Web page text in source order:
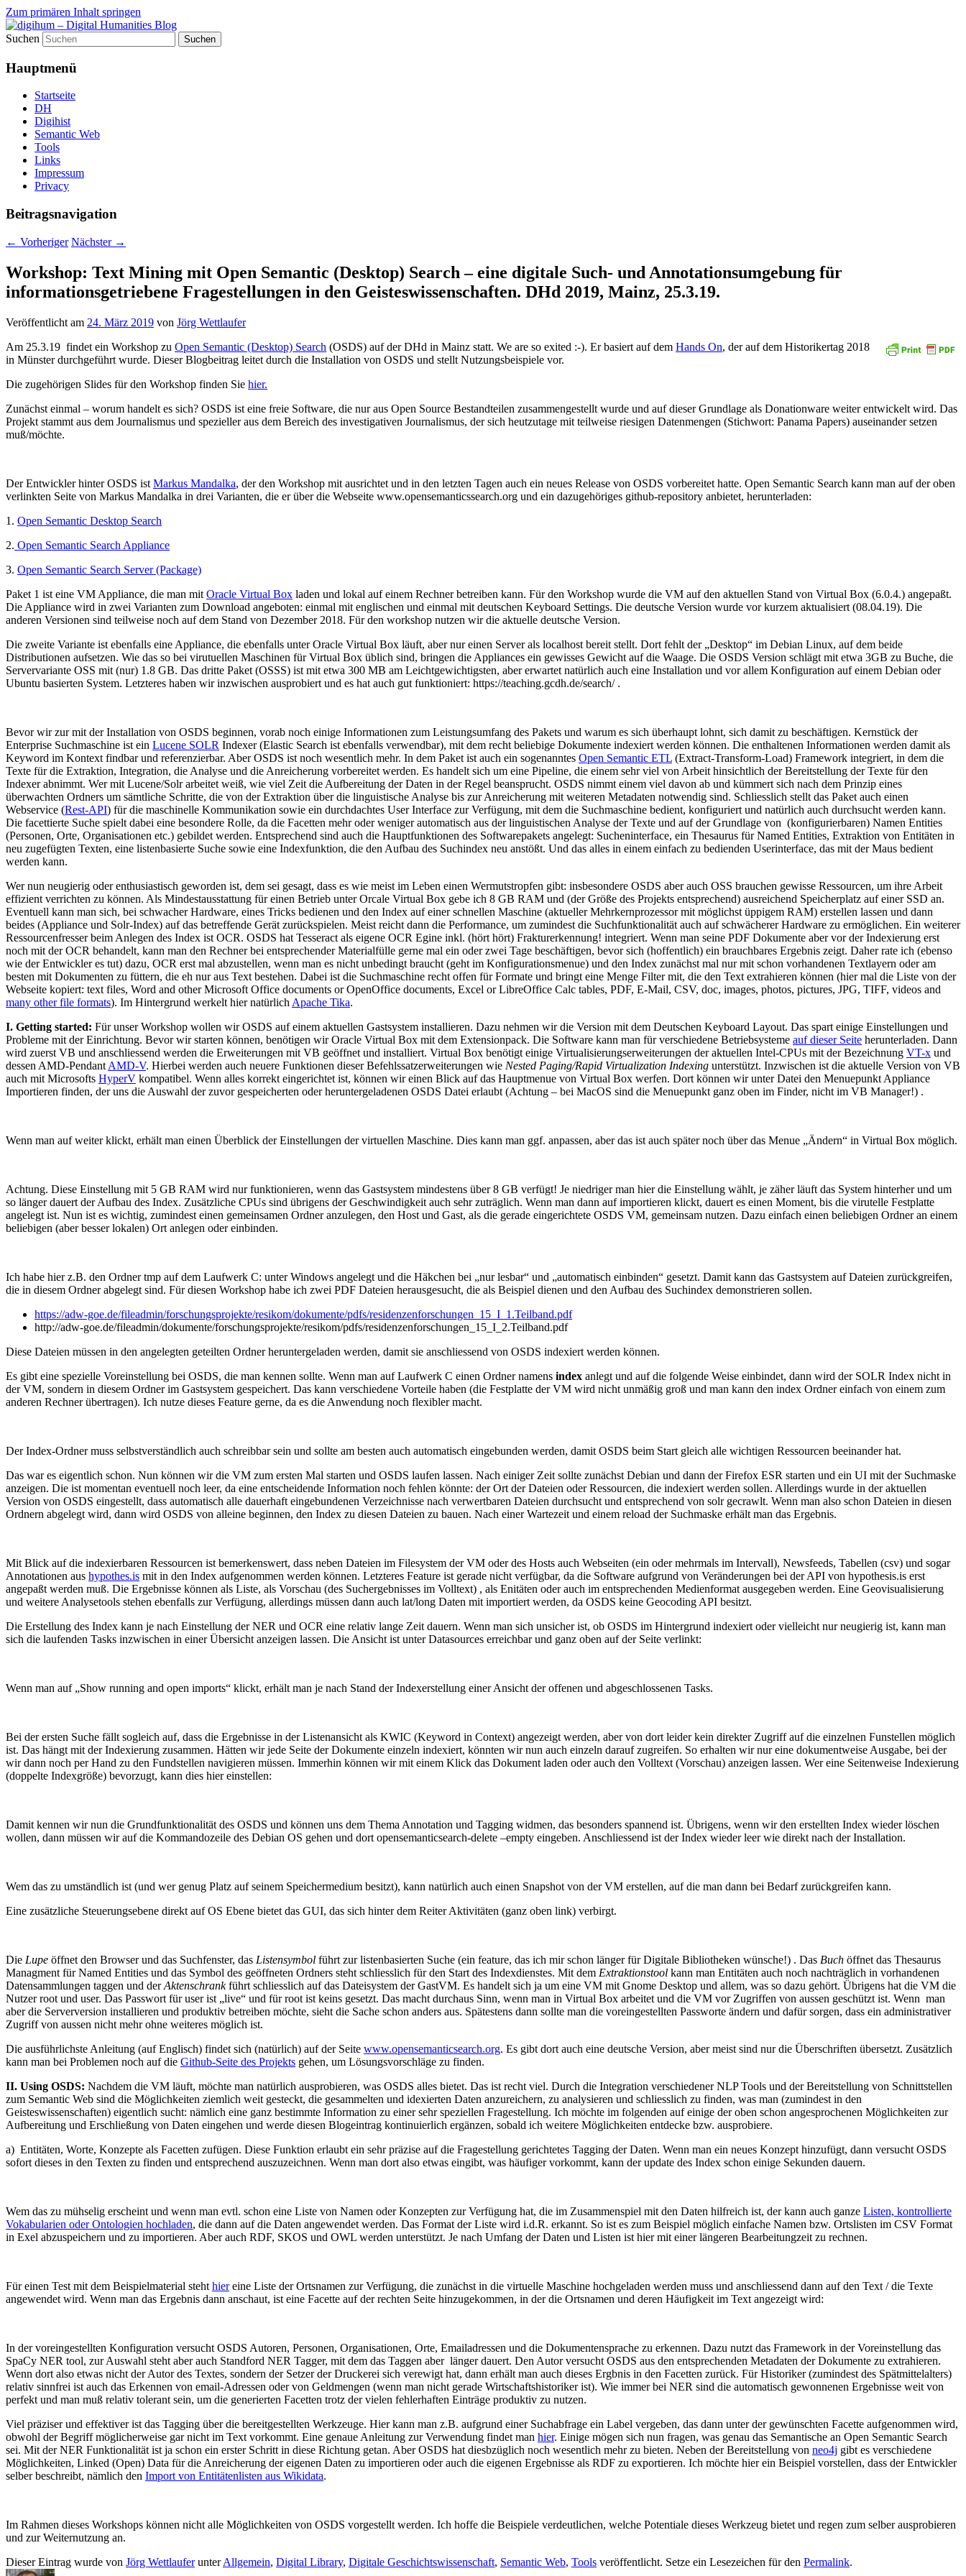
Zum primären Inhalt springen
digihum – Digital Humanities Blog
fibri (find&bring) goes digital humanities
Suchen
Hauptmenü
Startseite
DH
Digihist
Semantic Web
Tools
Links
Impressum
Privacy
Beitragsnavigation
← Vorheriger Nächster →
Workshop: Text Mining mit Open Semantic (Desktop) Search – eine digitale Such- und Annotationsumgebung für
informationsgetriebene Fragestellungen in den Geisteswissenschaften. DHd 2019, Mainz, 25.3.19.
Veröffentlicht am 24. März 2019 von Jörg Wettlaufer
Am 25.3.19 findet ein Workshop zu Open Semantic (Desktop) Search (OSDS) auf der DHd in Mainz statt. We are so exited :-). Er basiert auf dem Hands On, der auf dem Historikertag 2018
in Münster durchgeführt wurde. Dieser Blogbeitrag leitet durch die Installation von OSDS und stellt Nutzungsbeispiele vor.
Die zugehörigen Slides für den Workshop finden Sie hier.
Zunächst einmal – worum handelt es sich? OSDS ist eine freie Software, die nur aus Open Source Bestandteilen zusammengestellt wurde und auf dieser Grundlage als Donationware weiter entwickelt wird. Das
Projekt stammt aus dem Journalismus und spezieller aus dem Bereich des investigativen Journalismus, der sich heutzutage mit teilweise riesigen Datenmengen (Stichwort: Panama Papers) auseinander setzen
muß/möchte.
Der Entwickler hinter OSDS ist Markus Mandalka, der den Workshop mit ausrichtet und in den letzten Tagen auch ein neues Release von OSDS vorbereitet hatte. Open Semantic Search kann man auf der oben
verlinkten Seite von Markus Mandalka in drei Varianten, die er über die Webseite www.opensemanticssearch.org und ein dazugehöriges github-repository anbietet, herunterladen:
1. Open Semantic Desktop Search
2. Open Semantic Search Appliance
3. Open Semantic Search Server (Package)
Paket 1 ist eine VM Appliance, die man mit Oracle Virtual Box laden und lokal auf einem Rechner betreiben kann. Für den Workshop wurde die VM auf den aktuellen Stand von Virtual Box (6.0.4.) angepaßt.
Die Appliance wird in zwei Varianten zum Download angeboten: einmal mit englischen und einmal mit deutschen Keyboard Settings. Die deutsche Version wurde vor kurzem aktualisiert (08.04.19). Die
anderen Versionen sind teilweise noch auf dem Stand von Dezember 2018. Für den workshop nutzen wir die aktuelle deutsche Version.
Die zweite Variante ist ebenfalls eine Appliance, die ebenfalls unter Oracle Virtual Box läuft, aber nur einen Server als localhost bereit stellt. Dort fehlt der „Desktop“ im Debian Linux, auf dem beide
Distributionen aufsetzen. Wie das so bei virutuellen Maschinen für Virtual Box üblich sind, bringen die Appliances ein gewisses Gewicht auf die Waage. Die OSDS Version schlägt mit etwa 3GB zu Buche, die
Servervariante OSS mit (nur) 1.8 GB. Das dritte Paket (OSSS) ist mit etwa 300 MB am Leichtgewichtigsten, aber erwartet natürlich auch eine Installation und vor allem Konfiguration auf einem Debian oder
Ubuntu basierten System. Letzteres haben wir inzwischen ausprobiert und es hat auch gut funktioniert: https://teaching.gcdh.de/search/ .
Bevor wir zur mit der Installation von OSDS beginnen, vorab noch einige Informationen zum Leistungsumfang des Pakets und warum es sich überhaupt lohnt, sich damit zu beschäftigen. Kernstück der
Enterprise Suchmaschine ist ein Lucene SOLR Indexer (Elastic Search ist ebenfalls verwendbar), mit dem recht beliebige Dokumente indexiert werden können. Die enthaltenen Informationen werden damit als
Keyword im Kontext findbar und referenzierbar. Aber OSDS ist noch wesentlich mehr. In dem Paket ist auch ein sogenanntes Open Semantic ETL (Extract-Transform-Load) Framework integriert, in dem die
Texte für die Extraktion, Integration, die Analyse und die Anreicherung vorbereitet werden. Es handelt sich um eine Pipeline, die einem sehr viel von Arbeit hinsichtlich der Bereitstellung der Texte für den
Indexer abnimmt. Wer mit Lucene/Solr arbeitet weiß, wie viel Zeit die Aufbereitung der Daten in der Regel beansprucht. OSDS nimmt einem viel davon ab und kümmert sich nach dem Prinzip eines
überwachten Ordners um sämtliche Schritte, die von der Extraktion über die linguistische Analyse bis zur Anreicherung mit weiteren Metadaten notwendig sind. Schliesslich stellt das Paket auch einen
Webservice (Rest-API) für die maschinelle Kommunikation sowie ein durchdachtes User Interface zur Verfügung, mit dem die Suchmaschine bedient, konfiguriert und natürlich auch durchsucht werden kann.
Die facettierte Suche spielt dabei eine besondere Rolle, da die Facetten mehr oder weniger automatisch aus der linguistischen Analyse der Texte und auf der Grundlage von (konfigurierbaren) Namen Entities
(Personen, Orte, Organisationen etc.) gebildet werden. Entsprechend sind auch die Hauptfunktionen des Softwarepakets angelegt: Sucheninterface, ein Thesaurus für Named Entities, Extraktion von Entitäten in
neu zugefügten Texten, eine listenbasierte Suche sowie eine Indexfunktion, die den Aufbau des Suchindex neu anstößt. Und das alles in einem einfach zu bedienden Userinterface, das mit der Maus bedient
werden kann.
Wer nun neugierig oder enthusiastisch geworden ist, dem sei gesagt, dass es wie meist im Leben einen Wermutstropfen gibt: insbesondere OSDS aber auch OSS brauchen gewisse Ressourcen, um ihre Arbeit
effizient verrichten zu können. Als Mindestausstattung für einen Betrieb unter Orcale Virtual Box gebe ich 8 GB RAM und (der Größe des Projekts entsprechend) ausreichend Speicherplatz auf einer SSD an.
Eventuell kann man sich, bei schwacher Hardware, eines Tricks bedienen und den Index auf einer schnellen Maschine (aktueller Mehrkernprozessor mit möglichst üppigem RAM) erstellen lassen und dann
beides (Appliance und Solr-Index) auf das betreffende Gerät zurückspielen. Meist reicht dann die Performance, um zumindest die Suchfunktionalität auch auf schwächerer Hardware zu ermöglichen. Ein weiterer
Ressourcenfresser beim Anlegen des Index ist OCR. OSDS hat Tesseract als eigene OCR Egine inkl. (hört hört) Frakturerkennung! integriert. Wenn man seine PDF Dokumente aber vor der Indexierung erst
noch mit der OCR behandelt, kann man den Rechner bei entsprechender Materialfülle gerne mal ein oder zwei Tage beschäftigen, bevor sich (hoffentlich) ein brauchbares Ergebnis zeigt. Daher rate ich (ebenso
wie der Entwickler es tut) dazu, OCR erst mal abzustellen, wenn man es nicht unbedingt braucht (geht im Konfigurationsmenue) und den Index zunächst mal nur mit schon vorhandenen Textlayern oder am
besten mit Dokumenten zu füttern, die eh nur aus Text bestehen. Dabei ist die Suchmaschine recht offen für Formate und bringt eine Menge Filter mit, die den Text extrahieren können (hier mal die Liste von der
Webseite kopiert: text files, Word and other Microsoft Office documents or OpenOffice documents, Excel or LibreOffice Calc tables, PDF, E-Mail, CSV, doc, images, photos, pictures, JPG, TIFF, videos and
many other file formats). Im Hintergrund werkelt hier natürlich Apache Tika.
I. Getting started: Für unser Workshop wollen wir OSDS auf einem aktuellen Gastsystem installieren. Dazu nehmen wir die Version mit dem Deutschen Keyboard Layout. Das spart einige Einstellungen und
Probleme mit der Einrichtung. Bevor wir starten können, benötigen wir Oracle Virtual Box mit dem Extensionpack. Die Software kann man für verschiedene Betriebsysteme auf dieser Seite herunterladen. Dann
wird zuerst VB und anschliessend werden die Erweiterungen mit VB geöffnet und installiert. Virtual Box benötigt einige Virtualisierungserweiterungen der aktuellen Intel-CPUs mit der Bezeichnung VT-x und
dessen AMD-Pendant AMD-V. Hierbei werden auch neuere Funktionen dieser Befehlssatzerweiterungen wie Nested Paging/Rapid Virtualization Indexing unterstützt. Inzwischen ist die aktuelle Version von VB
auch mit Microsofts HyperV kompatibel. Wenn alles korrekt eingerichtet ist, können wir einen Blick auf das Hauptmenue von Virtual Box werfen. Dort können wir unter Datei den Menuepunkt Appliance
Importieren finden, der uns die Auswahl der zuvor gespeicherten oder heruntergeladenen OSDS Datei erlaubt (Achtung – bei MacOS sind die Menuepunkt ganz oben im Finder, nicht im VB Manager!) .
Wenn man auf weiter klickt, erhält man einen Überblick der Einstellungen der virtuellen Maschine. Dies kann man ggf. anpassen, aber das ist auch später noch über das Menue „Ändern“ in Virtual Box möglich.
Achtung. Diese Einstellung mit 5 GB RAM wird nur funktionieren, wenn das Gastsystem mindestens über 8 GB verfügt! Je niedriger man hier die Einstellung wählt, je zäher läuft das System hinterher und um
so länger dauert der Aufbau des Index. Zusätzliche CPUs sind übrigens der Geschwindigkeit auch sehr zuträglich. Wenn man dann auf importieren klickt, dauert es einen Moment, bis die virutelle Festplatte
angelegt ist. Nun ist es wichtig, zumindest einen gemeinsamen Ordner anzulegen, den Host und Gast, als die gerade eingerichtete OSDS VM, gemeinsam nutzen. Dazu einfach einen beliebigen Ordner an einem
beliebigen (aber besser lokalen) Ort anlegen oder einbinden.
Ich habe hier z.B. den Ordner tmp auf dem Laufwerk C: unter Windows angelegt und die Häkchen bei „nur lesbar“ und „automatisch einbinden“ gesetzt. Damit kann das Gastsystem auf Dateien zurückgreifen,
die in diesem Ordner abgelegt sind. Für diesen Workshop habe ich zwei PDF Dateien herausgesucht, die als Beispiel dienen und den Aufbau des Suchindex demonstrieren sollen.
https://adw-goe.de/fileadmin/forschungsprojekte/resikom/dokumente/pdfs/residenzenforschungen_15_I_1.Teilband.pdf
http://adw-goe.de/fileadmin/dokumente/forschungsprojekte/resikom/pdfs/residenzenforschungen_15_I_2.Teilband.pdf
Diese Dateien müssen in den angelegten geteilten Ordner heruntergeladen werden, damit sie anschliessend von OSDS indexiert werden können.
Es gibt eine spezielle Voreinstellung bei OSDS, die man kennen sollte. Wenn man auf Laufwerk C einen Ordner namens index anlegt und auf die folgende Weise einbindet, dann wird der SOLR Index nicht in
der VM, sondern in diesem Ordner im Gastsystem gespeichert. Das kann verschiedene Vorteile haben (die Festplatte der VM wird nicht unmäßig groß und man kann den index Ordner einfach von einem zum
anderen Rechner übertragen). Ich nutze dieses Feature gerne, da es die Anwendung noch flexibler macht.
Der Index-Ordner muss selbstverständlich auch schreibbar sein und sollte am besten auch automatisch eingebunden werden, damit OSDS beim Start gleich alle wichtigen Ressourcen beeinander hat.
Das war es eigentlich schon. Nun können wir die VM zum ersten Mal starten und OSDS laufen lassen. Nach einiger Zeit sollte zunächst Debian und dann der Firefox ESR starten und ein UI mit der Suchmaske
anzeigen. Die ist momentan eventuell noch leer, da eine entscheidende Information noch fehlen könnte: der Ort der Dateien oder Ressourcen, die indexiert werden sollen. Allerdings wurde in der aktuellen
Version von OSDS eingestellt, dass automatisch alle dauerhaft eingebundenen Verzeichnisse nach verwertbaren Dateien durchsucht und entsprechend von solr gecrawlt. Wenn man also schon Dateien in diesen
Ordnern abgelegt wird, dann wird OSDS von alleine beginnen, den Index zu diesen Dateien zu bauen. Nach einer Wartezeit und einem reload der Suchmaske erhält man das Ergebnis.
Mit Blick auf die indexierbaren Ressourcen ist bemerkenswert, dass neben Dateien im Filesystem der VM oder des Hosts auch Webseiten (ein oder mehrmals im Intervall), Newsfeeds, Tabellen (csv) und sogar
Annotationen aus hypothes.is mit in den Index aufgenommen werden können. Letzteres Feature ist gerade nicht verfügbar, da die Software aufgrund von Veränderungen bei der API von hypothesis.is erst
angepaßt werden muß. Die Ergebnisse können als Liste, als Vorschau (des Suchergebnisses im Volltext) , als Enitäten oder auch im entsprechenden Medienformat ausgegeben werden. Eine Geovisualisierung
und weitere Analysetools stehen ebenfalls zur Verfügung, allerdings müssen dann auch lat/long Daten mit importiert werden, da OSDS keine Geocoding API besitzt.
Die Erstellung des Index kann je nach Einstellung der NER und OCR eine relativ lange Zeit dauern. Wenn man sich unsicher ist, ob OSDS im Hintergrund indexiert oder vielleicht nur neugierig ist, kann man
sich die laufenden Tasks inzwischen in einer Übersicht anzeigen lassen. Die Ansicht ist unter Datasources erreichbar und ganz oben auf der Seite verlinkt:
Wenn man auf „Show running and open imports“ klickt, erhält man je nach Stand der Indexerstellung einer Ansicht der offenen und abgeschlossenen Tasks.
Bei der ersten Suche fällt sogleich auf, dass die Ergebnisse in der Listenansicht als KWIC (Keyword in Context) angezeigt werden, aber von dort leider kein direkter Zugriff auf die einzelnen Funstellen möglich
ist. Das hängt mit der Indexierung zusammen. Hätten wir jede Seite der Dokumente einzeln indexiert, könnten wir nun auch einzeln darauf zugreifen. So erhalten wir nur eine dokumentweise Ausgabe, bei der
wir dann noch per Hand zu den Fundstellen navigieren müssen. Immerhin können wir mit einem Klick das Dokument laden oder auch den Volltext (Vorschau) anzeigen lassen. Wer eine Seitenweise Indexierung
(doppelte Indexgröße) bevorzugt, kann dies hier einstellen:
Damit kennen wir nun die Grundfunktionalität des OSDS und können uns dem Thema Annotation und Tagging widmen, das besonders spannend ist. Übrigens, wenn wir den erstellten Index wieder löschen
wollen, dann müssen wir auf die Kommandozeile des Debian OS gehen und dort opensemanticsearch-delete –empty eingeben. Anschliessend ist der Index wieder leer wie direkt nach der Installation.
Wem das zu umständlich ist (und wer genug Platz auf seinem Speichermedium besitzt), kann natürlich auch einen Snapshot von der VM erstellen, auf die man dann bei Bedarf zurückgreifen kann.
Eine zusätzliche Steuerungsebene direkt auf OS Ebene bietet das GUI, das sich hinter dem Reiter Aktivitäten (ganz oben link) verbirgt.
Die Lupe öffnet den Browser und das Suchfenster, das Listensymbol führt zur listenbasierten Suche (ein feature, das ich mir schon länger für Digitale Bibliotheken wünsche!) . Das Buch öffnet das Thesaurus
Managment für Named Entities und das Symbol des geöffneten Ordners steht schliesslich für den Start des Indexdienstes. Mit dem Extraktionstool kann man Entitäten auch noch nachträglich in vorhandenen
Datensammlungen taggen und derAktenschrankführt schliesslich auf das Dateisystem der GastVM. Es handelt sich ja um eine VM mit Gnome Desktop und allem, was so dazu gehört. Übrigens hat die VM die
Nutzer root und user. Das Passwort für user ist „live“ und für root ist keins gesetzt. Das macht durchaus Sinn, wenn man in Virtual Box arbeitet und die VM vor Zugriffen von aussen geschützt ist. Wenn man
aber die Serverversion installieren und produktiv betreiben möchte, sieht die Sache schon anders aus. Spätestens dann sollte man die voreingestellten Passworte ändern und dafür sorgen, dass ein administrativer
Zugriff von aussen nicht mehr ohne weiteres möglich ist.
Die ausführlichste Anleitung (auf Englisch) findet sich (natürlich) auf der Seite www.opensemanticsearch.org. Es gibt dort auch eine deutsche Version, aber meist sind nur die Überschriften übersetzt. Zusätzlich
kann man bei Problemen noch auf die Github-Seite des Projekts gehen, um Lösungsvorschläge zu finden.
II. Using OSDS: Nachdem die VM läuft, möchte man natürlich ausprobieren, was OSDS alles bietet. Das ist recht viel. Durch die Integration verschiedener NLP Tools und der Bereitstellung von Schnittstellen
zum Semantic Web sind die Möglichkeiten ziemlich weit gesteckt, die gesammelten und idexierten Daten anzureichern, zu analysieren und schliesslich zu finden, was man (zumindest in den
Geisteswissenschaften) eigentlich sucht: nämlich eine ganz bestimmte Information zu einer sehr speziellen Fragestellung. Ich möchte im folgenden auf einige der oben schon angesprochenen Möglichkeiten zur
Aufbereitung und Erschließung von Daten eingehen und werde diesen Blogeintrag kontinuierlich ergänzen, sobald ich weitere Möglichkeiten entdecke bzw. ausprobiere.
a) Entitäten, Worte, Konzepte als Facetten zufügen. Diese Funktion erlaubt ein sehr präzise auf die Fragestellung gerichtetes Tagging der Daten. Wenn man ein neues Konzept hinzufügt, dann versucht OSDS
sofort dieses in den Texten zu finden und entsprechend auszuzeichnen. Wenn man dort also etwas eingibt, was häufiger vorkommt, kann der update des Index schon einige Sekunden dauern.
Wem das zu mühselig erscheint und wenn man evtl. schon eine Liste von Namen oder Konzepten zur Verfügung hat, die im Zusammenspiel mit den Daten hilfreich ist, der kann auch ganze Listen, kontrollierte
Vokabularien oder Ontologien hochladen, die dann auf die Daten angewendet werden. Das Format der Liste wird i.d.R. erkannt. So ist es zum Beispiel möglich einfache Namen bzw. Ortslisten im CSV Format
in Exel abzuspeichern und zu importieren. Aber auch RDF, SKOS und OWL werden unterstützt. Je nach Umfang der Daten und Listen ist hier mit einer längeren Bearbeitungzeit zu rechnen.
Für einen Test mit dem Beispielmaterial steht hiereine Liste der Ortsnamen zur Verfügung, die zunächst in die virtuelle Maschine hochgeladen werden muss und anschliessend dann auf den Text / die Texte
angewendet wird. Wenn man das Ergebnis dann anschaut, ist eine Facette auf der rechten Seite hinzugekommen, in der die Ortsnamen und deren Häufigkeit im Text angezeigt wird:
In der voreingestellten Konfiguration versucht OSDS Autoren, Personen, Organisationen, Orte, Emailadressen und die Dokumentensprache zu erkennen. Dazu nutzt das Framework in der Voreinstellung das
SpaCy NER tool, zur Auswahl steht aber auch Standford NER Tagger, mit dem das Taggen aber länger dauert. Den Autor versucht OSDS aus den entsprechenden Metadaten der Dokumente zu extrahieren.
Wenn dort also etwas nicht der Autor des Textes, sondern der Setzer der Druckerei sich verewigt hat, dann erhält man auch dieses Ergbnis in den Facetten zurück. Für Historiker (zumindest des Spätmittelalters)
relativ sinnfrei ist auch das Erkennen von email-Adressen oder von Geldmengen (wenn man nicht gerade Wirtschaftshistoriker ist). Wie immer bei NER sind die automatisch gewonnenen Ergebnisse weit von
perfekt und man muß relativ tolerant sein, um die generierten Facetten trotz der vielen fehlerhaften Einträge produktiv zu nutzen.
Viel präziser und effektiver ist das Tagging über die bereitgestellten Werkzeuge. Hier kann man z.B. aufgrund einer Suchabfrage ein Label vergeben, das dann unter der gewünschten Facette aufgenommen wird,
obwohl der Begriff möglicherweise gar nicht im Text vorkommt. Eine genaue Anleitung zur Verwendung findet man hier. Einige mögen sich nun fragen, was genau das Semantische an Open Semantic Search
sei. Mit der NER Funktionalität ist ja schon ein erster Schritt in diese Richtung getan. Aber OSDS hat diesbzüglich noch wesentlich mehr zu bieten. Neben der Bereitstellung von neo4j gibt es verschiedene
Möglichkeiten, Linked (Open) Data für die Anreicherung der eigenen Daten zu importieren oder auch die eigenen Ergebnisse als RDF zu exportieren. Ich möchte hier ein Beispiel vorstellen, dass der Entwickler
selber beschreibt, nämlich den Import von Entitätenlisten aus Wikidata.
Im Rahmen dieses Workshops können nicht alle Möglichkeiten von OSDS vorgestellt werden. Ich hoffe die Beispiele verdeutlichen, welche Potentiale dieses Werkzeug bietet und regen zum selber ausprobieren
und zur Weiternutzung an.
Dieser Eintrag wurde von Jörg WettlauferunterAllgemein, Digital Library, Digitale Geschichtswissenschaft, Semantic Web, Tools veröffentlicht. Setze ein Lesezeichen für den Permalink.